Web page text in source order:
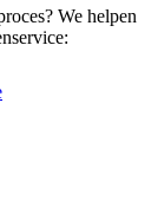
We helpen